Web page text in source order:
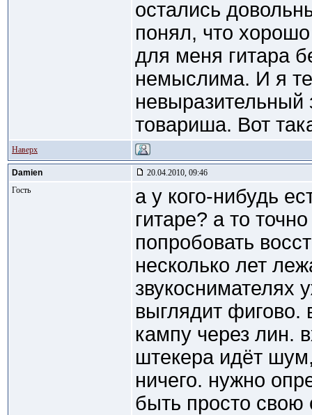
остались
понял, что
для меня гитара
немыслима. И я
невыразительный
товариша. Вот
Наверх
Damien
20.04.2010, 09:46
Гость
а у кого-нибудь
гитаре? а то
попробовать
несколько лет
звукоснимателях
выглядит фигово.
кампу через лин.
штекера идёт
ничего. нужно
быть просто свою